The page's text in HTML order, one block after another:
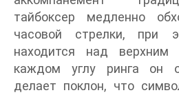
тайбоксер медленно
часовой стрелки, при
находится над
каждом углу ринга он
делает поклон, что